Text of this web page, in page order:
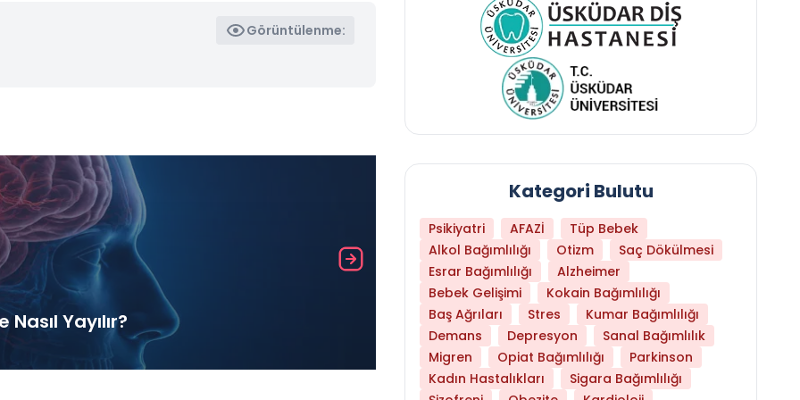
Görüntülenme:
Yayılır? Uykusuzluk Bazı Beyinlere Daha Fazla
Kategori Bulutu
Psikiyatri AFAZİ
Tüp Bebek
Alkol Bağımlılığı
Otizm
Saç Dökülmesi
Esrar Bağımlılığı
Alzheimer
Bebek Gelişimi
Kokain Bağımlılığı
Baş Ağrıları
Stres
Kumar Bağımlılığı
Demans
Depresyon
Sanal Bağımlılık
Migren
Opiat Bağımlılığı
Parkinson
Kadın Hastalıkları
Sigara Bağımlılığı